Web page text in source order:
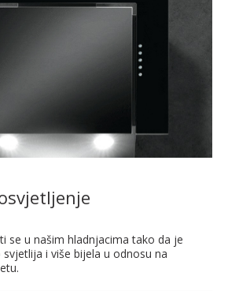
se u našim hladnjacima tako da je
i više bijela u odnosu na